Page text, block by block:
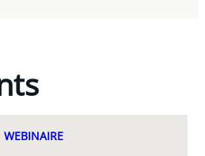
WEBINAIRE